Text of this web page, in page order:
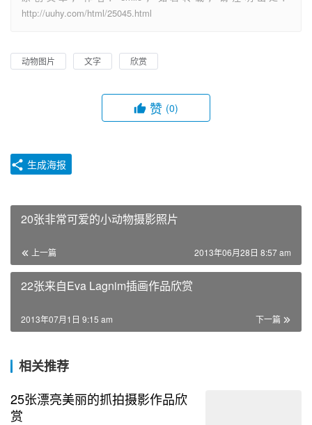
http://uuhy.com/html/25045.html
动物图片 文字 欣赏
赞 (0)
生成海报
20张非常可爱的小动物摄影照片
上一篇 2013年06月28日 8:57 am
22张来自Eva Lagnim插画作品欣赏
下一篇
2013年07月1日 9:15 am
相关推荐
25张漂亮美丽的抓拍摄影作品欣
赏